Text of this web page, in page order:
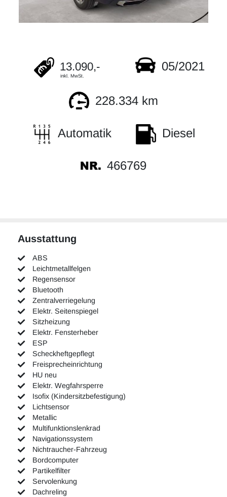
13.090,-
inkl. MwSt.
05/2021
228.334 km
Automatik Diesel
466769
Ausstattung
ABS
Leichtmetallfelgen
Regensensor
Bluetooth
Zentralverriegelung
Elektr. Seitenspiegel
Sitzheizung
Elektr. Fensterheber
ESP
Scheckheftgepflegt
Freisprecheinrichtung
HU neu
Elektr. Wegfahrsperre
Isofix (Kindersitzbefestigung)
Lichtsensor
Metallic
Multifunktionslenkrad
Navigationssystem
Nichtraucher-Fahrzeug
Bordcomputer
Partikelfilter
Servolenkung
Dachreling